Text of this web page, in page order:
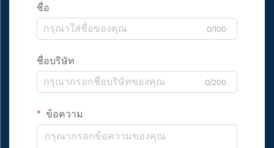
ชื่อ
0/100
ชื่อบริษัท
0/200
ข้อความ